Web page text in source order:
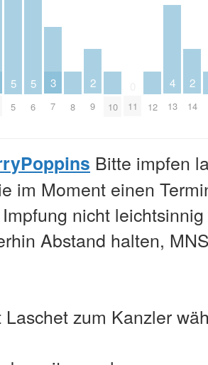
5
5
5
6
3
7 8
2
9 10 11 12
4
13
2
14
Bitte impfen
im Moment einen
nicht
Abstand halten,
Laschet zum Kanzler